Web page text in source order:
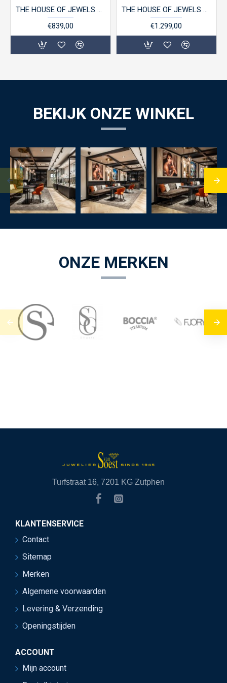
THE HOUSE OF JEWELS 4207627 BICOLOR GOUDEN COLLIER ANKER FANTASIE
€839,00
THE HOUSE OF JEWELS 4017169 GOUDEN ARMBAND OVALE JASSERON
€1.299,00
BEKIJK ONZE WINKEL
ONZE MERKEN
Turfstraat 16, 7201 KG Zutphen
KLANTENSERVICE
Contact
Sitemap
Merken
Algemene voorwaarden
Levering & Verzending
Openingstijden
ACCOUNT
Mijn account